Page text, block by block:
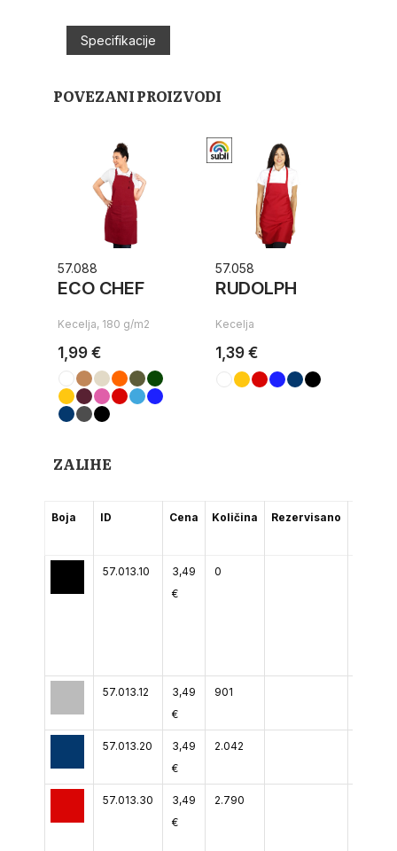
Specifikacije
POVEZANI PROIZVODI
57.088
ECO CHEF
Kecelja, 180 g/m2
1,99 €
57.058
RUDOLPH
Kecelja
1,39 €
ZALIHE
Boja ID Cena Količina Rezervisano
57.013.10
3,49
€
0
57.013.12
3,49
€
901
57.013.20
3,49
€
2.042
57.013.30
3,49
€
2.790